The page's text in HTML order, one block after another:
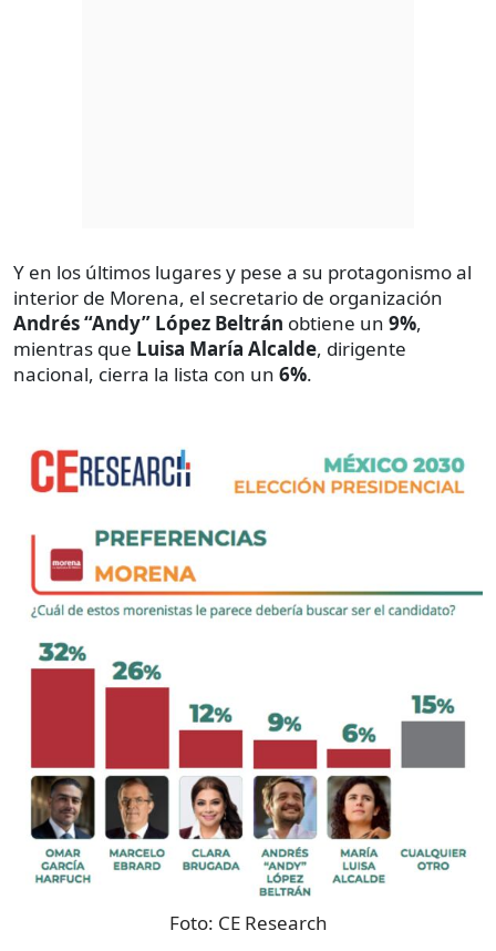
Y en los últimos lugares y pese a su protagonismo al
interior de Morena, el secretario de organización
Andrés “Andy” López Beltrán obtiene un 9%,
mientras que Luisa María Alcalde, dirigente
nacional, cierra la lista con un 6%.
Foto: CE Research